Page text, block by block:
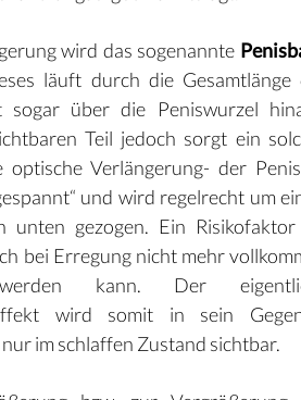
wird das sogenannte
läuft durch die Gesamtlänge
sogar über die Peniswurzel
Teil jedoch sorgt ein
Verlängerung- der
und wird regelrecht um
unten gezogen. Ein
bei Erregung nicht mehr
kann. Der
wird somit in sein
im schlaffen Zustand sichtbar.